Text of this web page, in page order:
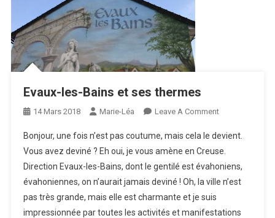
Evaux-les-Bains et ses thermes
14 Mars 2018 Marie-Léa Leave A CommentOn
Les-
Bains
Et
Ses
Bonjour, une fois n’est pas coutume, mais cela le devient.
Vous avez deviné ? Eh oui, je vous amène en Creuse.
Direction Evaux-les-Bains, dont le gentilé est évahoniens,
évahoniennes, on n’aurait jamais deviné ! Oh, la ville n’est
pas très grande, mais elle est charmante et je suis
impressionnée par toutes les activités et manifestations